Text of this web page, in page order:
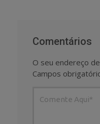
Comentários
O seu endereço
Campos